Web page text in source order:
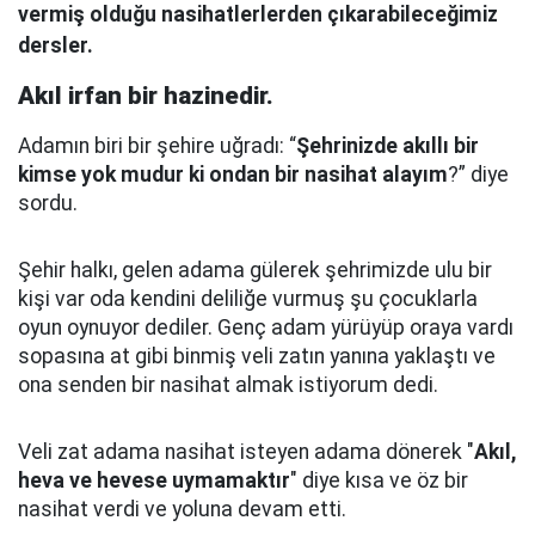
vermiş olduğu nasihatlerlerden çıkarabileceğimiz
dersler.
Akıl irfan bir hazinedir.
Adamın biri bir şehire uğradı: “Şehrinizde akıllı bir
kimse yok mudur ki ondan bir nasihat alayım?” diye
sordu.
Şehir halkı, gelen adama gülerek şehrimizde ulu bir
kişi var oda kendini deliliğe vurmuş şu çocuklarla
oyun oynuyor dediler. Genç adam yürüyüp oraya vardı
sopasına at gibi binmiş veli zatın yanına yaklaştı ve
ona senden bir nasihat almak istiyorum dedi.
Veli zat adama nasihat isteyen adama dönerek "Akıl,
heva ve hevese uymamaktır" diye kısa ve öz bir
nasihat verdi ve yoluna devam etti.